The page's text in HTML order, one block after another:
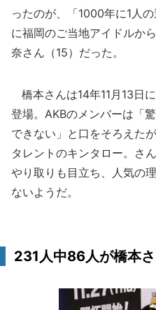
ったのが、「1000年に1人
に福岡のご当地アイドルか
奈さん（15）だった。
橋本さんは14年11月13日
登場。AKBのメンバーは「
できない」と口をそろえた
タレントのキンタロー。さ
やり取りも目立ち、人気の
ないようだ。
231人中86人が橋本